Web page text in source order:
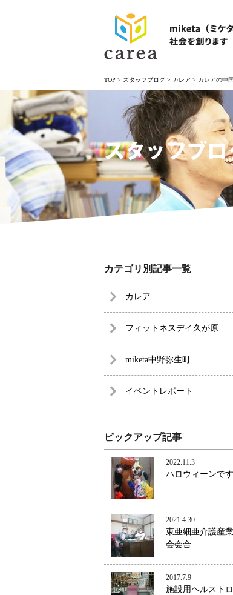
TOP > スタッフブログ > カレア > カレアの中
スタッフブロ
カテゴリ別記事一覧
カレア
フィットネスデイ久が原
miketa中野弥生町
イベントレポート
ピックアップ記事
2022.11.3
ハロウィーンです
2021.4.30
東亜細亜介護産
会会合...
2017.7.9
施設用ヘルスト